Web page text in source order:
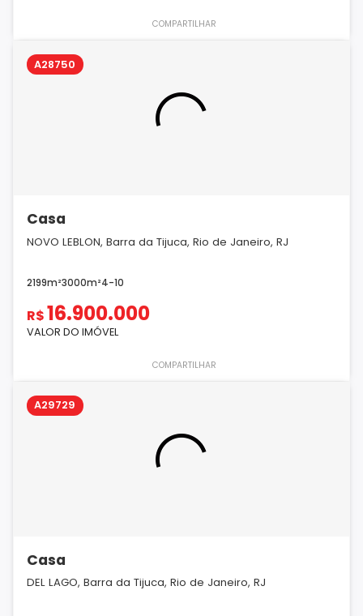
COMPARTILHAR
A28750
Casa
NOVO LEBLON, Barra da Tijuca, Rio de Janeiro, RJ
2199m²3000m²4-10
R$16.900.000
VALOR DO IMÓVEL
COMPARTILHAR
A29729
Casa
DEL LAGO, Barra da Tijuca, Rio de Janeiro, RJ